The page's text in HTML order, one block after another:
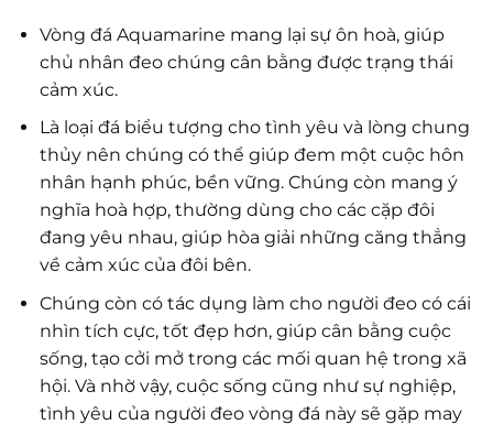
Vòng đá Aquamarine mang lại sự ôn hoà, giúp
chủ nhân đeo chúng cân bằng được trạng thái
cảm xúc.
Là loại đá biểu tượng cho tình yêu và lòng chung
thủy nên chúng có thể giúp đem một cuộc hôn
nhân hạnh phúc, bền vững. Chúng còn mang ý
nghĩa hoà hợp, thường dùng cho các cặp đôi
đang yêu nhau, giúp hòa giải những căng thẳng
về cảm xúc của đôi bên.
Chúng còn có tác dụng làm cho người đeo có cái
nhìn tích cực, tốt đẹp hơn, giúp cân bằng cuộc
sống, tạo cởi mở trong các mối quan hệ trong xã
hội. Và nhờ vậy, cuộc sống cũng như sự nghiệp,
tình yêu của người đeo vòng đá này sẽ gặp may